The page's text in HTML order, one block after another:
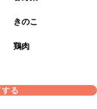
きのこ
鶏肉
る